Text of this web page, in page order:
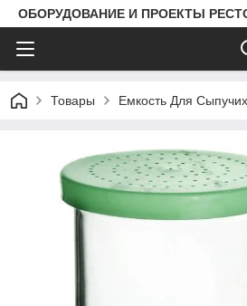
ОБОРУДОВАНИЕ И ПРОЕКТЫ
Товары Емкость Для